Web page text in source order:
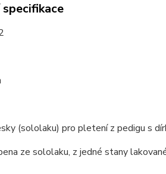
(sololaku) pro pletení z pedigu s
ze sololaku, z jedné stany